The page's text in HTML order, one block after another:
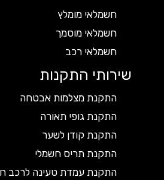
חשמלאי מומלץ
חשמלאי מוסמך
חשמלאי רכב
שירותי התקנות
התקנת מצלמות אבטחה
התקנת גופי תאורה
התקנת קודן לשער
התקנת תריס חשמלי
התקנת עמדת טעינה לרכב חשמלי